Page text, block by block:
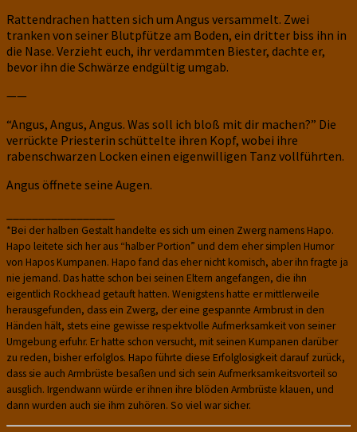
Rattendrachen hatten sich um Angus versammelt. Zwei
tranken von seiner Blutpfütze am Boden, ein dritter biss ihn in
die Nase. Verzieht euch, ihr verdammten Biester, dachte er,
bevor ihn die Schwärze endgültig umgab.
——
“Angus, Angus, Angus. Was soll ich bloß mit dir machen?” Die
verrückte Priesterin schüttelte ihren Kopf, wobei ihre
rabenschwarzen Locken einen eigenwilligen Tanz vollführten.
Angus öffnete seine Augen.
*Bei der halben Gestalt handelte es sich um einen Zwerg namens Hapo.
Hapo leitete sich her aus “halber Portion” und dem eher simplen Humor
von Hapos Kumpanen. Hapo fand das eher nicht komisch, aber ihn fragte ja
nie jemand. Das hatte schon bei seinen Eltern angefangen, die ihn
eigentlich Rockhead getauft hatten. Wenigstens hatte er mittlerweile
herausgefunden, dass ein Zwerg, der eine gespannte Armbrust in den
Händen hält, stets eine gewisse respektvolle Aufmerksamkeit von seiner
Umgebung erfuhr. Er hatte schon versucht, mit seinen Kumpanen darüber
zu reden, bisher erfolglos. Hapo führte diese Erfolglosigkeit darauf zurück,
dass sie auch Armbrüste besaßen und sich sein Aufmerksamkeitsvorteil so
ausglich. Irgendwann würde er ihnen ihre blöden Armbrüste klauen, und
dann wurden auch sie ihm zuhören. So viel war sicher.